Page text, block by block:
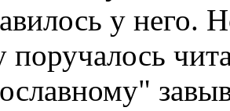
у него.
поручалось